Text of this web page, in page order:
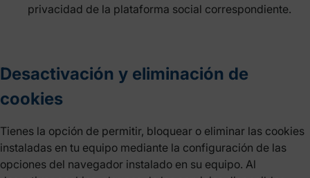
privacidad de la plataforma social correspondiente.
Desactivación y eliminación de
cookies
Tienes la opción de permitir, bloquear o eliminar las cookies
instaladas en tu equipo mediante la configuración de las
opciones del navegador instalado en su equipo. Al